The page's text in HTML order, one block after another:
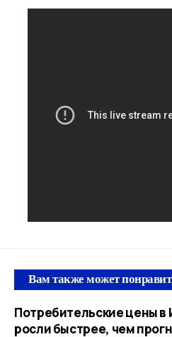
Вам также может
Потребительские цены в
росли быстрее, чем